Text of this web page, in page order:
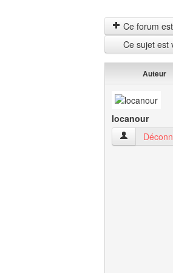
Ce forum
Ce sujet est
Auteur
locanour
locanour Voir